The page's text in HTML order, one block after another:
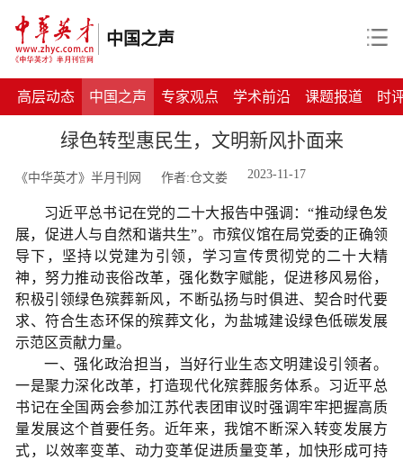
中国之声
高层动态 中国之声 专家观点 学术前沿 课题报道 时
绿色转型惠民生，文明新风扑面来
《中华英才》半月刊网 作者:仓文娄 2023-11-17
习近平总书记在党的二十大报告中强调：“推动绿色发
展，促进人与自然和谐共生”。市殡仪馆在局党委的正确领
导下，坚持以党建为引领，学习宣传贯彻党的二十大精
神，努力推动丧俗改革，强化数字赋能，促进移风易俗，
积极引领绿色殡葬新风，不断弘扬与时俱进、契合时代要
求、符合生态环保的殡葬文化，为盐城建设绿色低碳发展
示范区贡献力量。
一、强化政治担当，当好行业生态文明建设引领者。
一是聚力深化改革，打造现代化殡葬服务体系。习近平总
书记在全国两会参加江苏代表团审议时强调牢牢把握高质
量发展这个首要任务。近年来，我馆不断深入转变发展方
式，以效率变革、动力变革促进质量变革，加快形成可持